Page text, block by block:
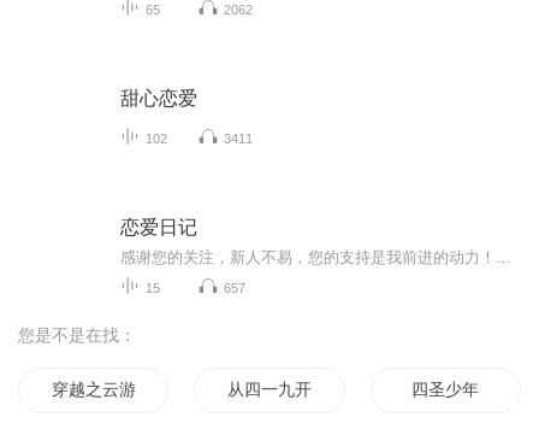
65 2062
甜心恋爱
102 3411
恋爱日记
15 657
您是不是在找：
穿越之云游四海 从四一九开始 四圣少年